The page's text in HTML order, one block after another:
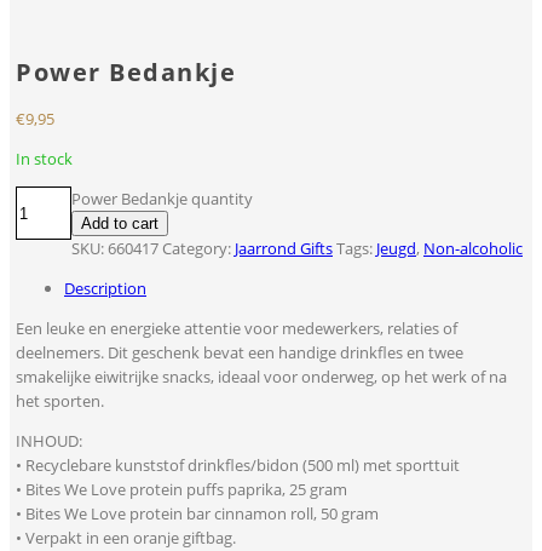
Power Bedankje
€9,95
In stock
Power Bedankje quantity
Add to cart
SKU:660417Category: Jaarrond GiftsTags: Jeugd, Non-alcoholic
Description
Een leuke en energieke attentie voor medewerkers, relaties of
deelnemers. Dit geschenk bevat een handige drinkfles en twee
smakelijke eiwitrijke snacks, ideaal voor onderweg, op het werk of na
het sporten.
INHOUD:
• Recyclebare kunststof drinkfles/bidon (500 ml) met sporttuit
• Bites We Love protein puffs paprika, 25 gram
• Bites We Love protein bar cinnamon roll, 50 gram
• Verpakt in een oranje giftbag.